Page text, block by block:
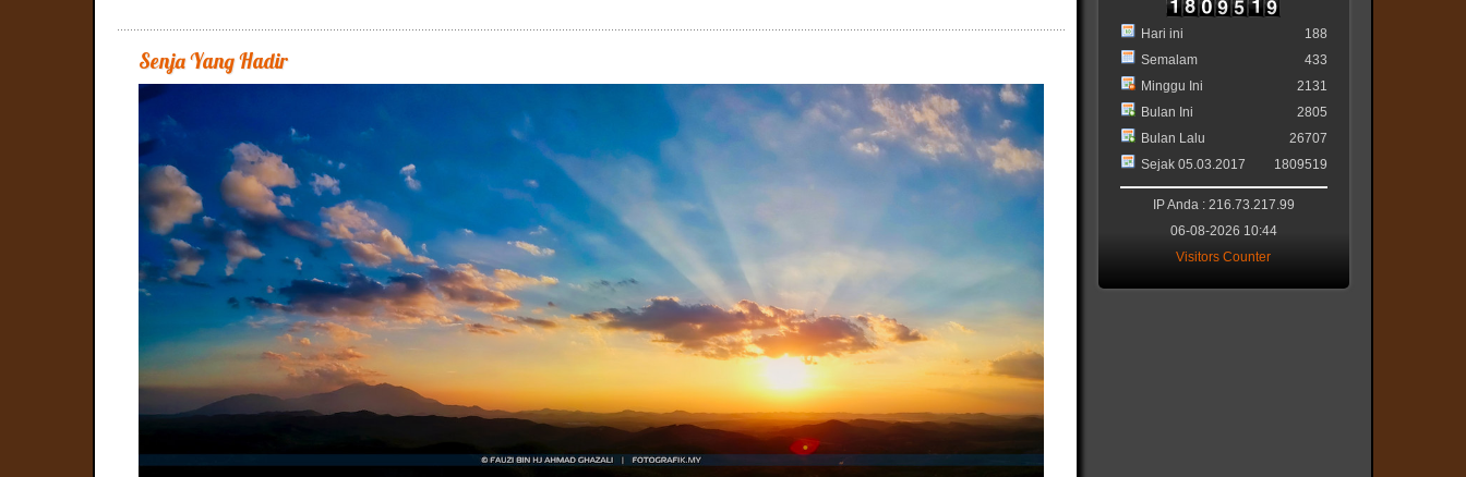
Senja Yang Hadir
Hari ini
Semalam
Minggu Ini
Bulan Ini
Bulan Lalu
Sejak 05.03.2017
188
433
2131
2805
26707
1809519
IP Anda : 216.73.217.99
06-08-2026 10:44
Visitors Counter